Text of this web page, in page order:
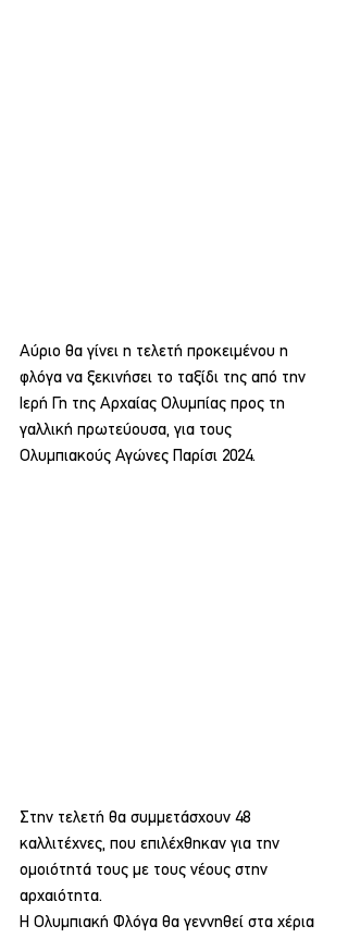
Αύριο θα γίνει η τελετή προκειμένου η
φλόγα να ξεκινήσει το ταξίδι της από την
Ιερή Γη της Αρχαίας Ολυμπίας προς τη
γαλλική πρωτεύουσα, για τους
Ολυμπιακούς Αγώνες Παρίσι 2024.
Στην τελετή θα συμμετάσχουν 48
καλλιτέχνες, που επιλέχθηκαν για την
ομοιότητά τους με τους νέους στην
αρχαιότητα.
Η Ολυμπιακή Φλόγα θα γεννηθεί στα χέρια